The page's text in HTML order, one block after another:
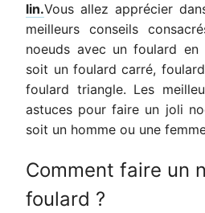
lin.Vous allez apprécier
meilleurs conseils
noeuds avec un foulard en
soit un foulard carré,
foulard triangle. Les
astuces pour faire un joli
soit un homme ou une
Comment faire un
foulard ?